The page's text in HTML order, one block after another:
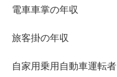
電車車掌の年収
旅客掛の年収
自家用乗用自動車運転者